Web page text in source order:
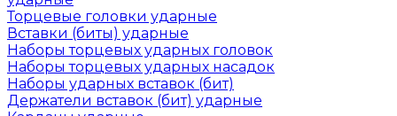
Торцевые головки ударные
Вставки (биты) ударные
Наборы торцевых ударных головок
Наборы торцевых ударных насадок
Наборы ударных вставок (бит)
Держатели вставок (бит) ударные